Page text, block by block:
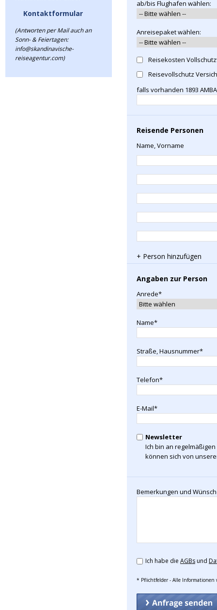
Kontaktformular
(Antworten per Mail auch an
Sonn- & Feiertagen:
info@skandinavische-
reiseagentur.com)
ab/bis Flughafen wählen:
Anreisepaket wählen:
Reisekosten
Reisevollschutz
falls vorhanden 1893
Reisende Personen
Name, Vorname
+ Person hinzufügen
Angaben zur Person
Anrede*
Name*
Straße, Hausnummer*
Telefon*
E-Mail*
Newsletter
Ich bin an
können sich von
Bemerkungen und
Ich habe die AGBsund
* Pflichtfelder - Alle